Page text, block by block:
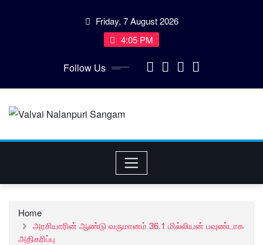
Friday, 7 August 2026
4:05 PM
Follow Us
Home
அரசியாரின் ஆண்டு வருமானம் 36.1 மில்லியன் பவுண்டாக
அதிகரிப்பு